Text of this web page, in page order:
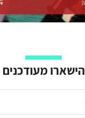
הישארו מעודכנים